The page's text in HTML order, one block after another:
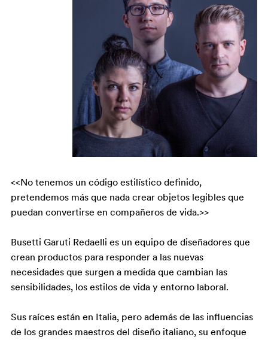
<<No tenemos un código estilístico definido,
pretendemos más que nada crear objetos legibles que
puedan convertirse en compañeros de vida.>>
​Busetti Garuti Redaelli es un equipo de diseñadores que
crean productos para responder a las nuevas
necesidades que surgen a medida que cambian las
sensibilidades, los estilos de vida y entorno laboral.
Sus raíces están en Italia, pero además de las influencias
de los grandes maestros del diseño italiano, su enfoque